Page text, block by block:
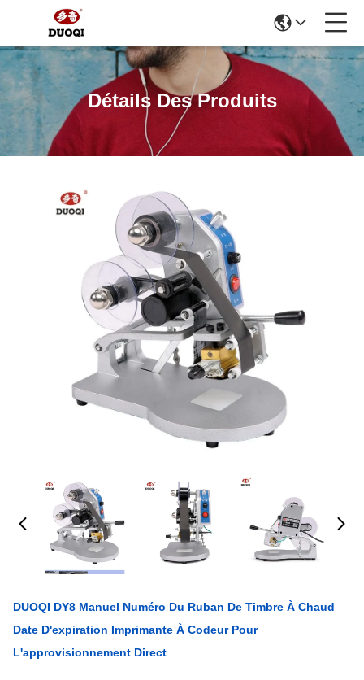
Détails Des Produits
DUOQI DY8 Manuel Numéro Du Ruban De Timbre À Chaud
Date D'expiration Imprimante À Codeur Pour
L'approvisionnement Direct